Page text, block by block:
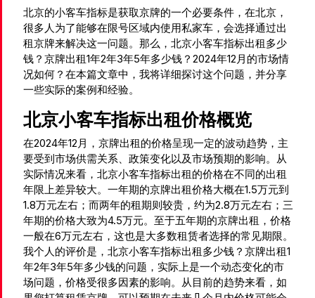
北京的小客车指标是获取京牌的一个必要条件，在北京，
很多人为了能够在限号区域内使用私家车，会选择通过出
租京牌来解决这一问题。那么，北京小客车指标出租多少
钱？京牌出租1年2年3年5年多少钱？2024年12月的市场情
况如何？在本篇文章中，我将详细探讨这个问题，并分享
一些实际的案例和经验。
北京小客车指标出租价格概览
在2024年12月，京牌出租的价格呈现一定的波动趋势，主
要受到市场供需关系、政策变化以及市场预期的影响。从
实际情况来看，北京小客车指标出租的价格在不同的出租
年限上差异较大。一年期的京牌出租价格大概在1.5万元到
1.8万元左右；而两年的租期则较贵，约为2.8万元左右；三
年期的价格大致为4.5万元。至于五年期的京牌出租，价格
一般在6万元左右，这也是大多数租赁者选择的常见期限。
我个人的评价是，北京小客车指标出租多少钱？京牌出租1
年2年3年5年多少钱的问题，实际上是一个动态变化的市
场问题，价格受很多因素的影响。从目前的趋势来看，如